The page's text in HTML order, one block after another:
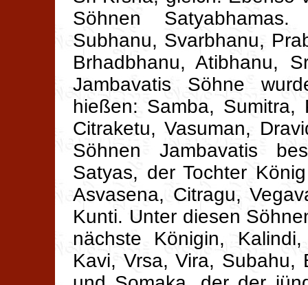
Söhnen
Subhanu, Svarbhanu,
Brhadbhanu, Atibhanu,
Jambavatis Söhne
hießen: Samba, Sumitra,
Citraketu, Vasuman,
Söhnen Jambavatis
Satyas, der Tochter
Asvasena, Citragu,
Kunti. Unter diesen
nächste Königin,
Kavi, Vrsa, Vira, Subahu,